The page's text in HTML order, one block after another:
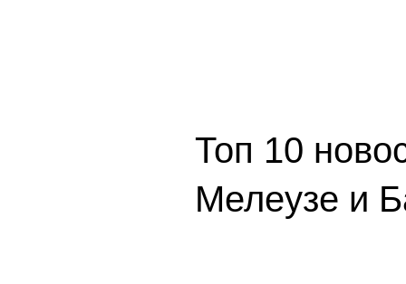
Топ 10
Мелеузе и